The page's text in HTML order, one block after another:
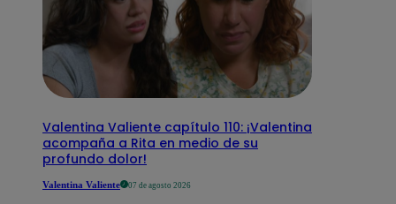
Valentina Valiente capítulo 110: ¡Valentina
acompaña a Rita en medio de su
profundo dolor!
Valentina Valiente 07 de agosto 2026